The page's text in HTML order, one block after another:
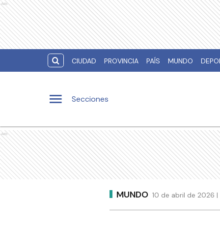
Ads
CIUDAD PROVINCIA PAÍS MUNDO
Secciones
Ads
MUNDO 10 de abril de 2026